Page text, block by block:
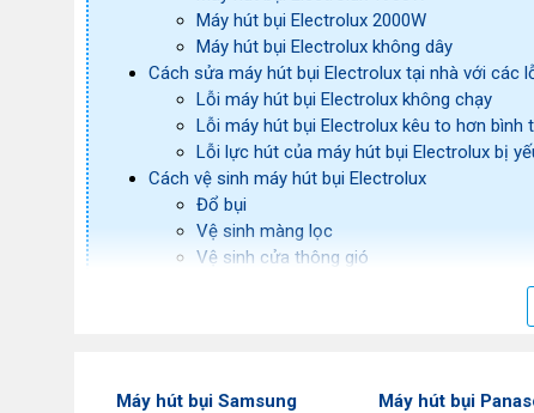
Máy hút bụi Electrolux 2000W
Máy hút bụi Electrolux không dây
Cách sửa máy hút bụi Electrolux tại nhà với các
Lỗi máy hút bụi Electrolux không chạy
Lỗi máy hút bụi Electrolux kêu to hơn bình
Lỗi lực hút của máy hút bụi Electrolux bị
Cách vệ sinh máy hút bụi Electrolux
Đổ bụi
Vệ sinh màng lọc
Vệ sinh cửa thông gió
Electrolux là thương hiệu của Thụy Điển, được thành
Máy hút bụi Samsung Máy hút bụi